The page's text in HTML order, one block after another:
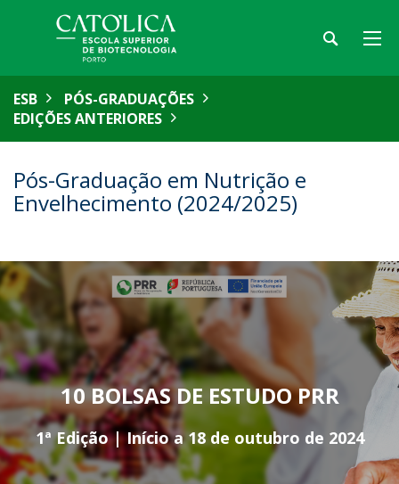
ESB
PÓS-GRADUAÇÕES
EDIÇÕES ANTERIORES
Pós-Graduação em Nutrição e
Envelhecimento (2024/2025)
10 BOLSAS DE ESTUDO PRR
1ª Edição | Início a 18 de outubro de 2024